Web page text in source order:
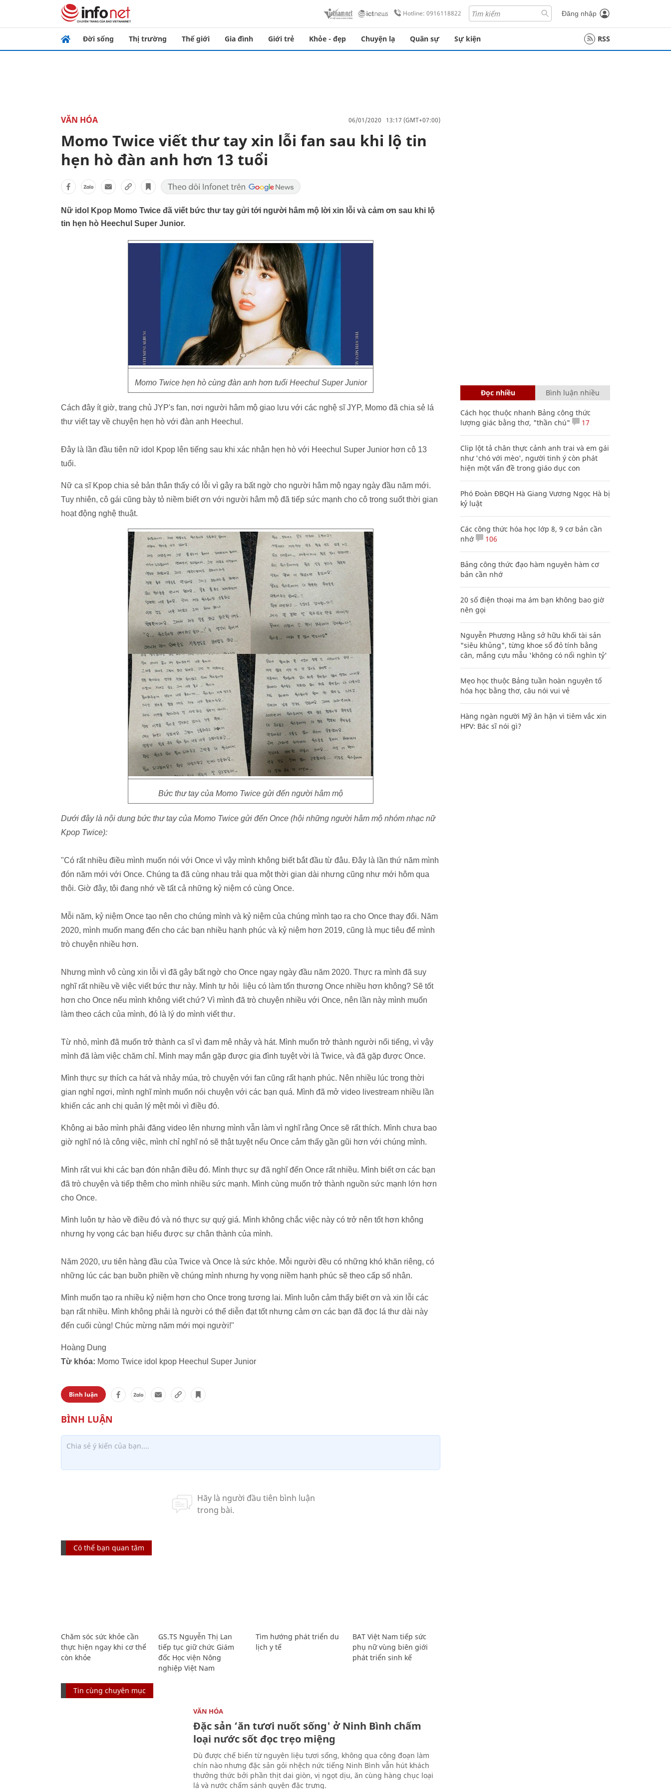
Hotline: 0916118822 Đăng nhập
Đời sống Thị trường Thế giới Gia đình Giới trẻ Khỏe - đẹp Chuyện lạ Quân sự Sự kiện RSS
VĂN HÓA 06/01/2020 13:17 (GMT+07:00)
Momo Twice viết thư tay xin lỗi fan sau khi lộ tin
hẹn hò đàn anh hơn 13 tuổi
Nữ idol Kpop Momo Twice đã viết bức thư tay gửi tới người hâm mộ lời xin lỗi và cảm ơn sau khi lộ
tin hẹn hò Heechul Super Junior.
Momo Twice hẹn hò cùng đàn anh hơn tuổi Heechul Super Junior
Cách đây ít giờ, trang chủ JYP's fan, nơi người hâm mộ giao lưu với các nghệ sĩ JYP, Momo đã chia sẻ lá
thư viết tay về chuyện hẹn hò với đàn anh Heechul.
Đây là lần đầu tiên nữ idol Kpop lên tiếng sau khi xác nhận hẹn hò với Heechul Super Junior hơn cô 13
tuổi.
Nữ ca sĩ Kpop chia sẻ bản thân thấy có lỗi vì gây ra bất ngờ cho người hâm mộ ngay ngày đầu năm mới.
Tuy nhiên, cô gái cũng bày tỏ niềm biết ơn với người hâm mộ đã tiếp sức mạnh cho cô trong suốt thời gian
hoạt động nghệ thuật.
Bức thư tay của Momo Twice gửi đến người hâm mộ
Dưới đây là nội dung bức thư tay của Momo Twice gửi đến Once (hội những người hâm mộ nhóm nhạc nữ
Kpop Twice):
"Có rất nhiều điều mình muốn nói với Once vì vậy mình không biết bắt đầu từ đâu. Đây là lần thứ năm mình
đón năm mới với Once. Chúng ta đã cùng nhau trải qua một thời gian dài nhưng cũng như mới hôm qua
thôi. Giờ đây, tôi đang nhớ về tất cả những kỷ niệm có cùng Once.
Mỗi năm, kỷ niệm Once tạo nên cho chúng mình và kỷ niệm của chúng mình tạo ra cho Once thay đổi. Năm
2020, mình muốn mang đến cho các bạn nhiều hạnh phúc và kỷ niệm hơn 2019, cũng là mục tiêu để mình
trò chuyện nhiều hơn.
Nhưng mình vô cùng xin lỗi vì đã gây bất ngờ cho Once ngay ngày đầu năm 2020. Thực ra mình đã suy
nghĩ rất nhiều về việc viết bức thư này. Mình tự hỏi liệu có làm tổn thương Once nhiều hơn không? Sẽ tốt
hơn cho Once nếu mình không viết chứ? Vì mình đã trò chuyện nhiều với Once, nên lần này mình muốn
làm theo cách của mình, đó là lý do mình viết thư.
Từ nhỏ, mình đã muốn trở thành ca sĩ vì đam mê nhảy và hát. Mình muốn trở thành người nổi tiếng, vì vậy
mình đã làm việc chăm chỉ. Mình may mắn gặp được gia đình tuyệt vời là Twice, và đã gặp được Once.
Mình thực sự thích ca hát và nhảy múa, trò chuyện với fan cũng rất hạnh phúc. Nên nhiều lúc trong thời
gian nghỉ ngơi, mình nghĩ mình muốn nói chuyện với các bạn quá. Mình đã mở video livestream nhiều lần
khiến các anh chị quản lý mệt mỏi vì điều đó.
Không ai bảo mình phải đăng video lên nhưng mình vẫn làm vì nghĩ rằng Once sẽ rất thích. Mình chưa bao
giờ nghĩ nó là công việc, mình chỉ nghĩ nó sẽ thật tuyệt nếu Once cảm thấy gần gũi hơn với chúng mình.
Mình rất vui khi các bạn đón nhận điều đó. Mình thực sự đã nghĩ đến Once rất nhiều. Mình biết ơn các bạn
đã trò chuyện và tiếp thêm cho mình nhiều sức mạnh. Mình cùng muốn trở thành nguồn sức mạnh lớn hơn
cho Once.
Mình luôn tự hào về điều đó và nó thực sự quý giá. Mình không chắc việc này có trở nên tốt hơn không
nhưng hy vọng các bạn hiểu được sự chân thành của mình.
Năm 2020, ưu tiên hàng đầu của Twice và Once là sức khỏe. Mỗi người đều có những khó khăn riêng, có
những lúc các bạn buồn phiền về chúng mình nhưng hy vọng niềm hạnh phúc sẽ theo cấp số nhân.
Mình muốn tạo ra nhiều kỷ niệm hơn cho Once trong tương lai. Mình luôn cảm thấy biết ơn và xin lỗi các
bạn rất nhiều. Mình không phải là người có thể diễn đạt tốt nhưng cảm ơn các bạn đã đọc lá thư dài này
đến cuối cùng! Chúc mừng năm mới mọi người!"
Hoàng Dung
Từ khóa: Momo Twice idol kpop Heechul Super Junior
Bình luận
Có thể bạn quan tâm
Chăm sóc sức khỏe cần
thực hiện ngay khi cơ thể
còn khỏe
GS.TS Nguyễn Thị Lan
tiếp tục giữ chức Giám
đốc Học viện Nông
nghiệp Việt Nam
Tìm hướng phát triển du
lịch y tế
BAT Việt Nam tiếp sức
phụ nữ vùng biên giới
phát triển sinh kế
Tin cùng chuyên mục
VĂN HÓA
Đặc sản ‘ăn tươi nuốt sống' ở Ninh Bình chấm
loại nước sốt đọc trẹo miệng
Dù được chế biến từ nguyên liệu tươi sống, không qua công đoạn làm
chín nào nhưng đặc sản gỏi nhệch nức tiếng Ninh Bình vẫn hút khách
thưởng thức bởi phần thịt dai giòn, vị ngọt dịu, ăn cùng hàng chục loại
lá và nước chấm sánh quyện đặc trưng.
Đọc nhiều Bình luận nhiều
Cách học thuộc nhanh Bảng công thức
lượng giác bằng thơ, "thần chú"
17
Clip lột tả chân thực cảnh anh trai và em gái
như 'chó với mèo', người tinh ý còn phát
hiện một vấn đề trong giáo dục con
Phó Đoàn ĐBQH Hà Giang Vương Ngọc Hà bị
kỷ luật
Các công thức hóa học lớp 8, 9 cơ bản cần
nhớ
106
Bảng công thức đạo hàm nguyên hàm cơ
bản cần nhớ
20 số điện thoại ma ám bạn không bao giờ
nên gọi
Nguyễn Phương Hằng sở hữu khối tài sản
"siêu khủng", từng khoe sổ đỏ tính bằng
cân, mắng cựu mẫu 'không có nổi nghìn tỷ'
Mẹo học thuộc Bảng tuần hoàn nguyên tố
hóa học bằng thơ, câu nói vui vẻ
Hàng ngàn người Mỹ ân hận vì tiêm vắc xin
HPV: Bác sĩ nói gì?